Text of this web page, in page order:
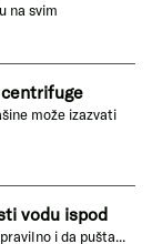
na svim
može izazvati
vodu ispod
i da pušta...